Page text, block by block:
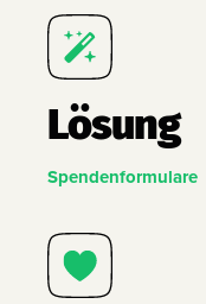
Lösung
Spendenformulare